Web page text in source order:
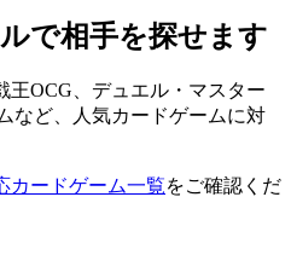
で相手を探せます
王OCG、デュエル・マスター
など、人気カードゲームに対
カードゲーム一覧をご確認くだ